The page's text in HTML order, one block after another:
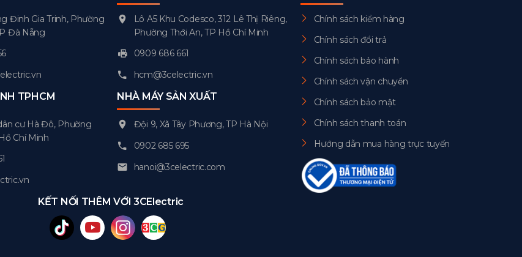
Đinh Gia Trinh, Phường
Đà Nẵng
TPHCM
cư Hà Đô, Phường
Chí Minh
Lô A5 Khu Codesco, 312 Lê Thị Riêng,
Phường Thới An, TP Hồ Chí Minh
0909 686 661
hcm@3celectric.vn
NHÀ MÁY SẢN XUẤT
Đội 9, Xã Tây Phương, TP Hà Nội
0902 685 695
hanoi@3celectric.com
Chính sách kiểm hàng
Chính sách đổi trả
Chính sách bảo hành
Chính sách vận chuyển
Chính sách bảo mật
Chính sách thanh toán
Hướng dẫn mua hàng trực tuyến
KẾT NỐI THÊM VỚI 3CElectric